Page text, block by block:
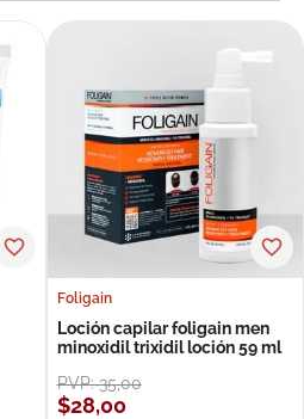
Foligain
Loción capilar foligain men
minoxidil trixidil loción 59 ml
PVP:35,00
$28,00